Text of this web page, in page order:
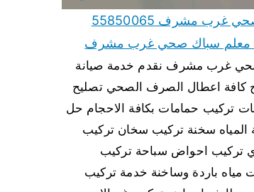
فني صحي غرب مشرف 55850065
معلم سباك صحي غرب مشرف
غرب مشرف نقدم خدمة صيانة
كافة اعطال الصرف الصحي تصليح
تركيب حمامات بكافة الاحجام حل
المياه سخنة تركيب سخان تركيب
تركيب احواض سباحة تركيب
مياه باردة وساخنة خدمة تركيب